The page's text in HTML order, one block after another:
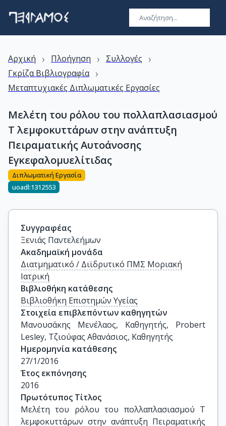
Αρχική › Πλοήγηση › Συλλογές ›
Γκρίζα Βιβλιογραφία ›
Μεταπτυχιακές Διπλωματικές Εργασίες
Μελέτη του ρόλου του πολλαπλασιασμού
Τ λεμφοκυττάρων στην ανάπτυξη
Πειραματικής Αυτοάνοσης
Εγκεφαλομυελίτιδας
Διπλωματική Εργασία
uoadl:1312553
Συγγραφέας
Ξενιάς Παντελεήμων
Ακαδημαϊκή μονάδα
Διατμηματικό / Διϊδρυτικό ΠΜΣ Μοριακή
Ιατρική
Βιβλιοθήκη κατάθεσης
Βιβλιοθήκη Επιστημών Υγείας
Στοιχεία επιβλεπόντων καθηγητών
Μανουσάκης Μενέλαος, Καθηγητής, Probert
Lesley, Τζιούφας Αθανάσιος, Καθηγητής
Ημερομηνία κατάθεσης
27/1/2016
Έτος εκπόνησης
2016
Πρωτότυπος Τίτλος
Μελέτη του ρόλου του πολλαπλασιασμού Τ
λεμφοκυττάρων στην ανάπτυξη Πειραματικής